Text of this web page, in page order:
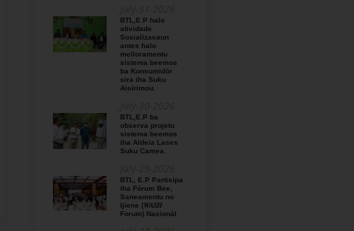
BTL,E.P halo
atividade
Sosializasaun
antes halo
melloramentu
sistema beemos
ba Konsumidór
sira iha Suku
Aisirimou.
BTL,E.P ba
observa projetu
sistema beemos
iha Aldeia Lases
Suku Camea.
BTL, E.P Partisipa
iha Fórum Bee,
Saneamentu no
Ijiene (𝑊𝐴𝑆𝐻
Forum) Nasionál